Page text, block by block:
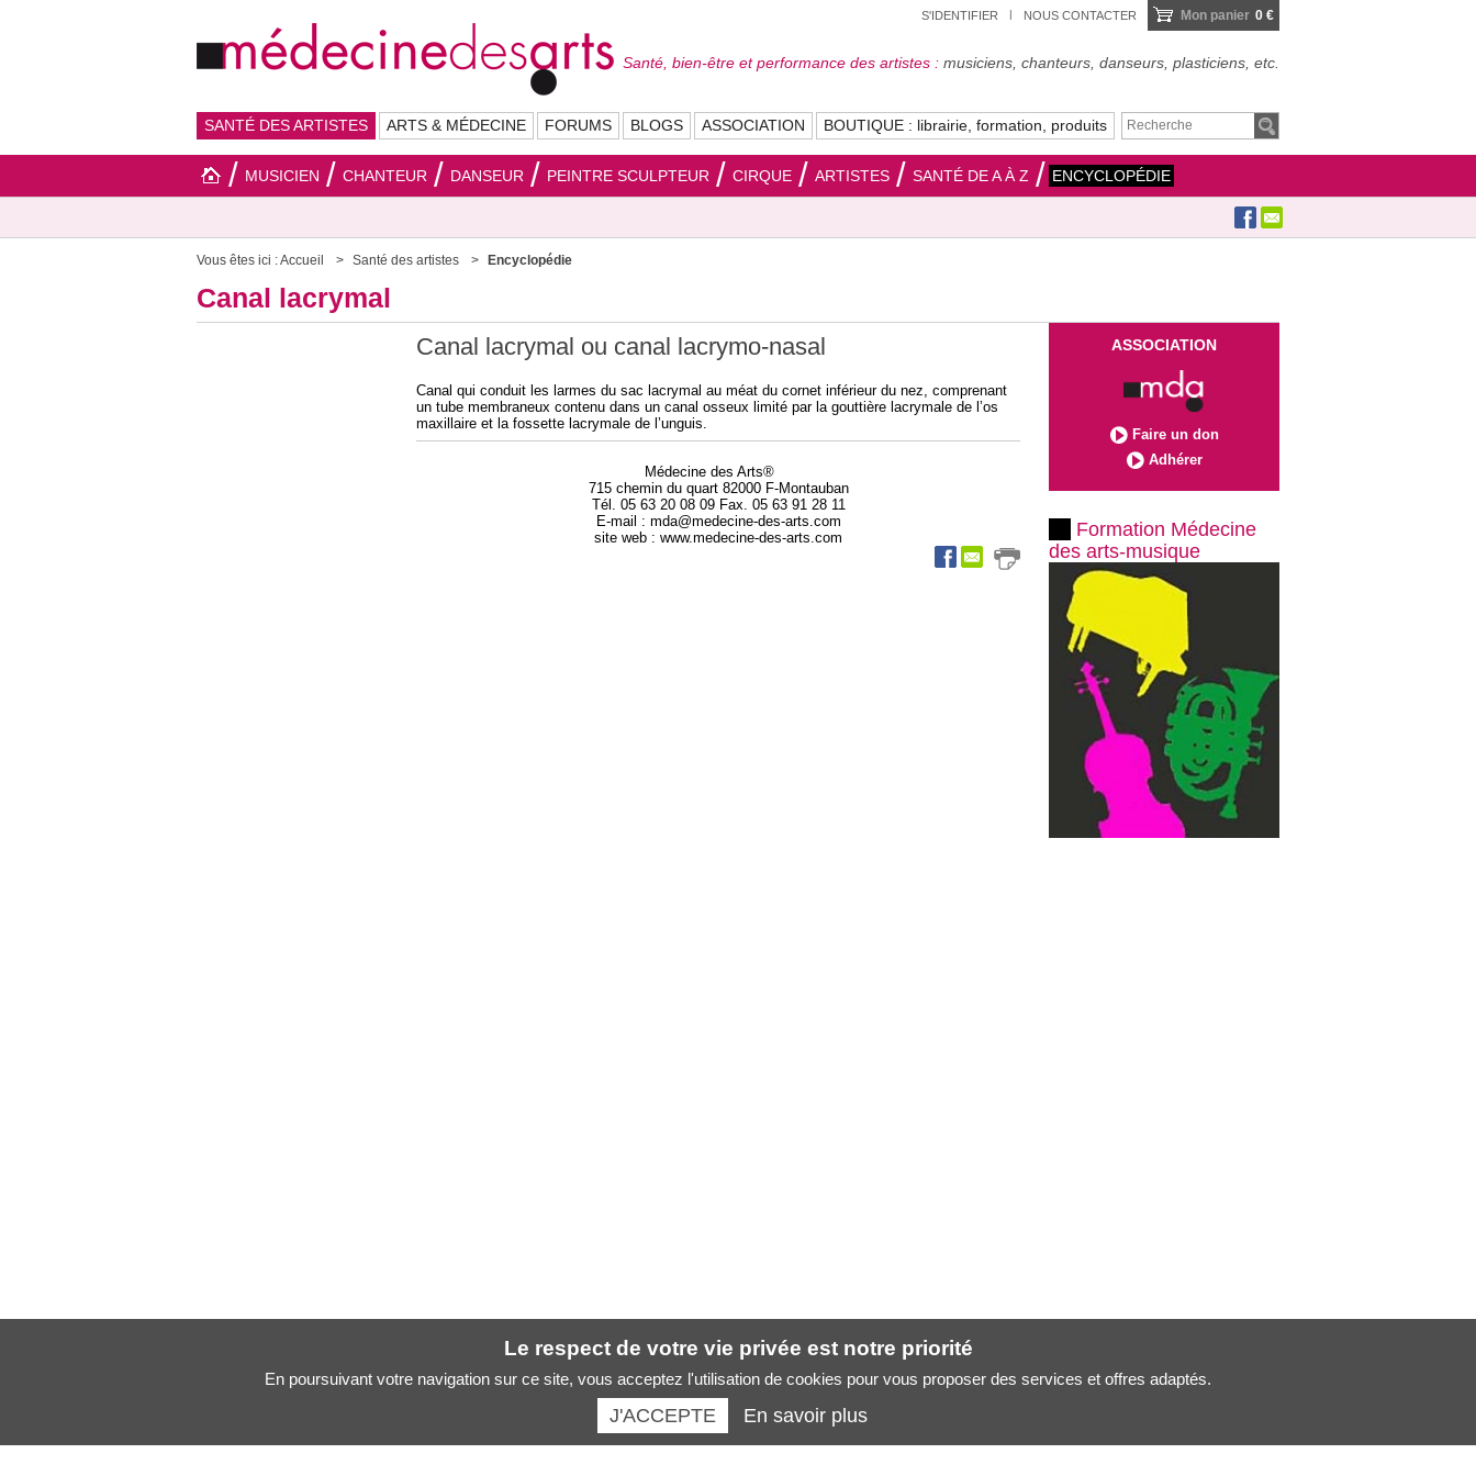
S'IDENTIFIER NOUS CONTACTER Mon panier 0 €
Santé, bien-être et performance des artistes : musiciens, chanteurs, danseurs, plasticiens, etc.
SANTÉ DES ARTISTES ARTS & MÉDECINE FORUMS BLOGS ASSOCIATION BOUTIQUE : librairie, formation, produits
MUSICIEN CHANTEUR DANSEUR PEINTRE SCULPTEUR CIRQUE ARTISTES SANTÉ DE A À Z ENCYCLOPÉDIE
Vous êtes ici :Accueil Santé des artistes Encyclopédie
Canal lacrymal
Canal lacrymal ou canal lacrymo-nasal
Canal qui conduit les larmes du sac lacrymal au méat du cornet inférieur du nez, comprenant
un tube membraneux contenu dans un canal osseux limité par la gouttière lacrymale de l’os
maxillaire et la fossette lacrymale de l’unguis.
Médecine des Arts®
715 chemin du quart 82000 F-Montauban
Tél. 05 63 20 08 09 Fax. 05 63 91 28 11
E-mail : mda@medecine-des-arts.com
site web : www.medecine-des-arts.com
ASSOCIATION
Faire un don
Adhérer
Formation Médecine
des arts-musique
Le respect de votre vie privée est notre priorité
En poursuivant votre navigation sur ce site, vous acceptez l'utilisation de cookies pour vous proposer des services et offres adaptés.
J'ACCEPTE En savoir plus